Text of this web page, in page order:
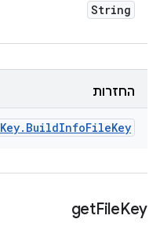
String
החזרות
Key. BuildInfoFileKey
getFileKey